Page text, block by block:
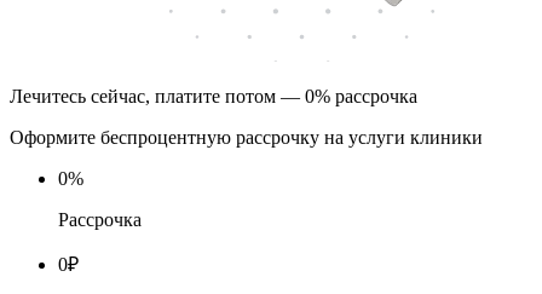
Лечитесь сейчас, платите потом — 0% рассрочка
Оформите беспроцентную рассрочку на услуги клиники
0%
Рассрочка
0₽